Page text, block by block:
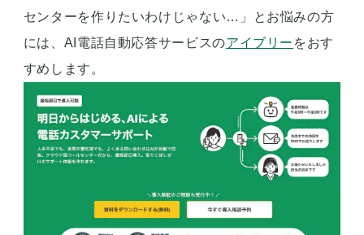
センターを作りたいわけじゃない…」とお悩みの方
には、AI電話自動応答サービスのアイブリー をおす
すめします。